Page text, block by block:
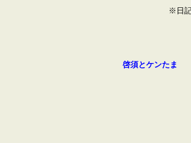
※日
啓須とケンたま